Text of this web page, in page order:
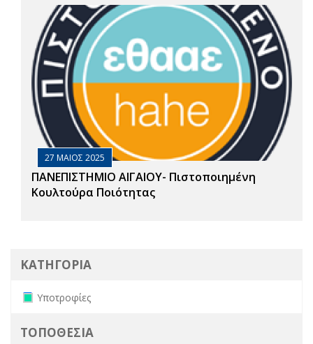
27 ΜΑΙΟΣ 2025
ΠΑΝΕΠΙΣΤΗΜΙΟ ΑΙΓΑΙΟΥ- Πιστοποιημένη
Κουλτούρα Ποιότητας
ΚΑΤΗΓΟΡΙΑ
Remove Υποτροφίες filter
Υποτροφίες
ΤΟΠΟΘΕΣΙΑ